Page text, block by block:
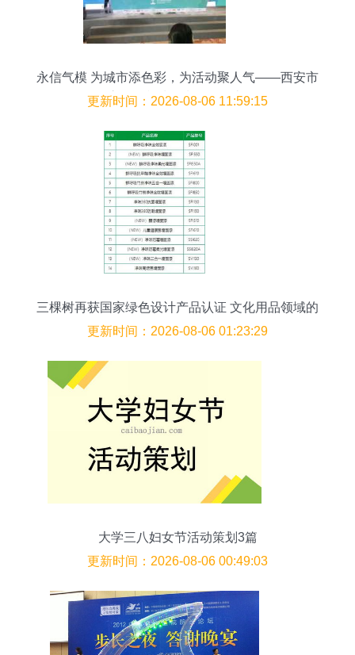
永信气模 为城市添色彩，为活动聚人气——西安市
永信气模帐篷制品厂巡礼
更新时间：2026-08-06 11:59:15
三棵树再获国家绿色设计产品认证 文化用品领域的
绿色标杆
更新时间：2026-08-06 01:23:29
大学三八妇女节活动策划3篇
更新时间：2026-08-06 00:49:03